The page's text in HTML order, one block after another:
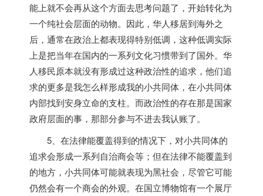
能上就不会再从这个方面去思考问题了，开始转化为
一个纯社会层面的动物。因此，华人移居到海外之
后，通常在政治上都表现得特别低调，这种低调实际
上是把当年在国内的一系列文化习惯带到了国外。华
人移民原本就没有形成过这种政治性的追求，他们追
求的更多是我怎么样形成我的小共同体，在小共同体
内部找到安身立命的支柱。而政治性的存在那是国家
政府层面的事，那部分参与不进去我认账了。
5、在法律能覆盖得到的情况下，对小共同体的
追求会形成一系列自治商会等；但在法律不能覆盖到
的地方，小共同体可能就表现为黑社会，尽管它可能
仍然会有一个商会的外观。在国立博物馆有一个展厅